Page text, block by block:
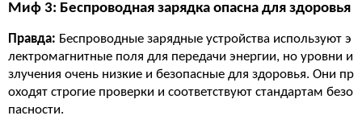
Миф 3: Беспроводная зарядка опасна для здоровья
Правда: Беспроводные зарядные устройства используют э
лектромагнитные поля для передачи энергии, но уровни и
злучения очень низкие и безопасные для здоровья. Они пр
оходят строгие проверки и соответствуют стандартам безо
пасности.